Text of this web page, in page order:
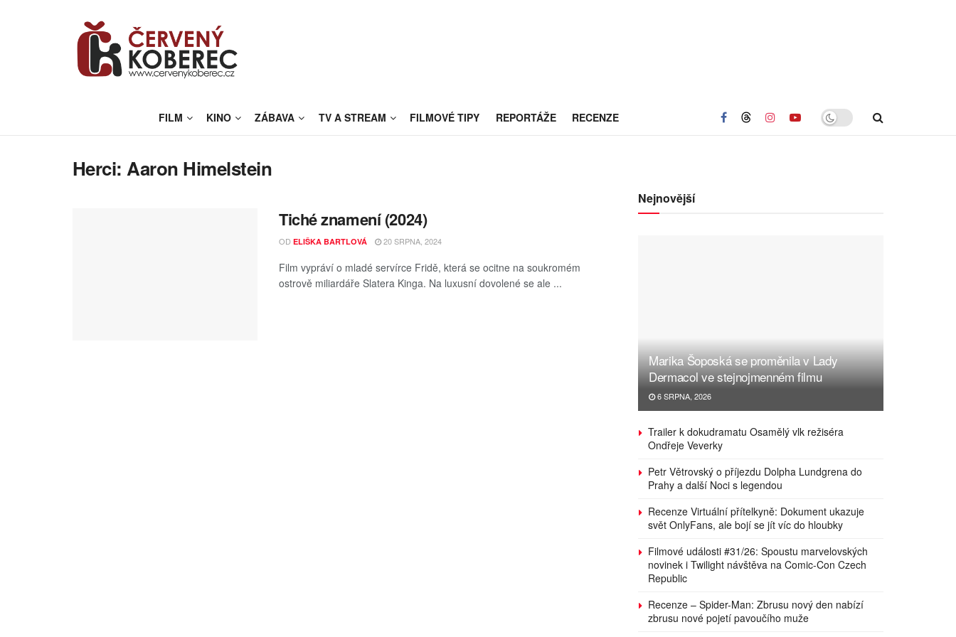
FILM KINO ZÁBAVA TV A STREAM FILMOVÉ TIPY REPORTÁŽE RECENZE
Herci:Aaron Himelstein
Tiché znamení (2024)
OD ELIŠKA BARTLOVÁ 20 SRPNA, 2024
Film vypráví o mladé servírce Fridě, která se ocitne na soukromém
ostrově miliardáře Slatera Kinga. Na luxusní dovolené se ale ...
Nejnovější
Marika Šoposká se proměnila v Lady
Dermacol ve stejnojmenném filmu
6 SRPNA, 2026
Trailer k dokudramatu Osamělý vlk režiséra
Ondřeje Veverky
Petr Větrovský o příjezdu Dolpha Lundgrena do
Prahy a další Noci s legendou
Recenze Virtuální přítelkyně: Dokument ukazuje
svět OnlyFans, ale bojí se jít víc do hloubky
Filmové události #31/26: Spoustu marvelovských
novinek i Twilight návštěva na Comic-Con Czech
Republic
Recenze – Spider-Man: Zbrusu nový den nabízí
zbrusu nové pojetí pavoučího muže